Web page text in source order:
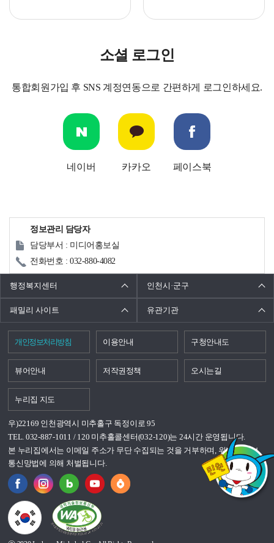
소셜 로그인
통합회원가입 후 SNS 계정연동으로 간편하게 로그인하세요.
네이버 카카오 페이스북
정보관리 담당자
담당부서 : 미디어홍보실
전화번호 : 032-880-4082
행정복지센터 인천시·군구
패밀리 사이트 유관기관
개인정보처리방침 이용안내 구청안내도
뷰어안내 저작권정책 오시는길
누리집 지도
우)22169 인천광역시 미추홀구 독정이로 95
TEL. 032-887-1011 / 120 미추홀콜센터(032-120)는 24시간 운영됩니다.
본 누리집에서는 이메일 주소가 무단 수집되는 것을 거부하며, 위반시 정보
통신망법에 의해 처벌됩니다.
국가상징이란?